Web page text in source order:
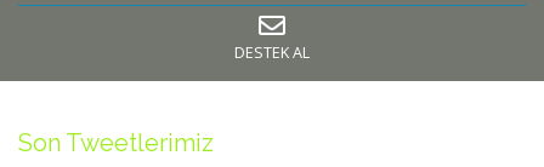
DESTEK AL
Son Tweetlerimiz